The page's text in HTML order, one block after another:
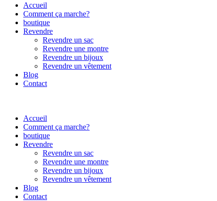
Accueil
Comment ça marche?
boutique
Revendre
Revendre un sac
Revendre une montre
Revendre un bijoux
Revendre un vêtement
Blog
Contact
Accueil
Comment ça marche?
boutique
Revendre
Revendre un sac
Revendre une montre
Revendre un bijoux
Revendre un vêtement
Blog
Contact